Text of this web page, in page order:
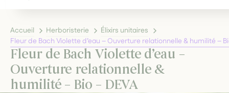
Accueil Herboristerie
Élixirs unitaires
Fleur de Bach Violette d’eau – Ouverture relationnelle & humilité –
Fleur de Bach Violette d’eau –
Ouverture relationnelle &
humilité – Bio – DEVA